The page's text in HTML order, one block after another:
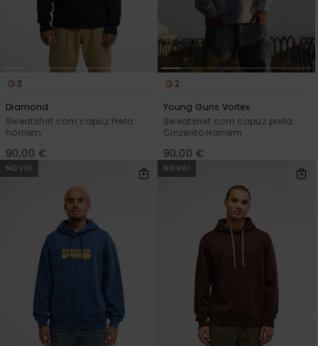
3
Diamond
Sweatshirt com capuz Preto
homem
90,00 €
2
Young Guns Vortex
Sweatshirt com capuz preta
Cinzento Homem
90,00 €
NOVO! NOVO!